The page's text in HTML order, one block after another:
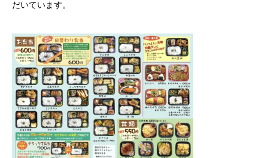
だいています。